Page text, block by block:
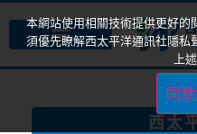
西太
本網站使用相關技術提供更好的
須優先瞭解西太平洋通訊社隱私
上
同